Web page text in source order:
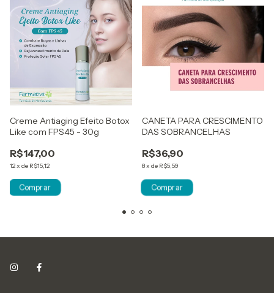
Creme Antiaging Efeito Botox
Like com FPS45 - 30g
R$147,00
12x de R$15,12
CANETA PARA CRESCIMENTO
DAS SOBRANCELHAS
R$36,90
8x de R$5,59